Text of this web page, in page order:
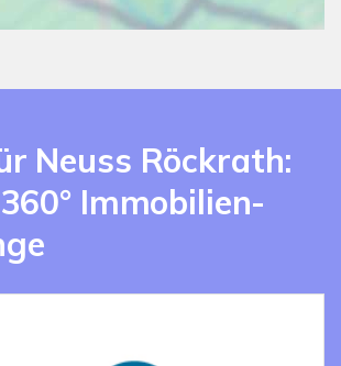
Neuss Röckrath:
Immobilien-